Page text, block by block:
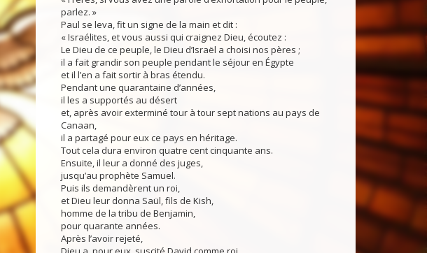
parlez. »
Paul se leva, fit un signe de la main et dit :
« Israélites, et vous aussi qui craignez Dieu, écoutez :
Le Dieu de ce peuple, le Dieu d’Israël a choisi nos pères ;
il a fait grandir son peuple pendant le séjour en Égypte
et il l’en a fait sortir à bras étendu.
Pendant une quarantaine d’années,
il les a supportés au désert
et, après avoir exterminé tour à tour sept nations au pays de
Canaan,
il a partagé pour eux ce pays en héritage.
Tout cela dura environ quatre cent cinquante ans.
Ensuite, il leur a donné des juges,
jusqu’au prophète Samuel.
Puis ils demandèrent un roi,
et Dieu leur donna Saül, fils de Kish,
homme de la tribu de Benjamin,
pour quarante années.
Après l’avoir rejeté,